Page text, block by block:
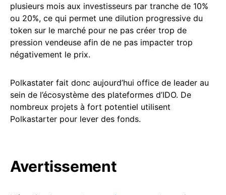
plusieurs mois aux investisseurs par tranche de 10%
ou 20%, ce qui permet une dilution progressive du
token sur le marché pour ne pas créer trop de
pression vendeuse afin de ne pas impacter trop
négativement le prix.
Polkastater fait donc aujourd’hui office de leader au
sein de l’écosystème des plateformes d’IDO. De
nombreux projets à fort potentiel utilisent
Polkastarter pour lever des fonds.
Avertissement